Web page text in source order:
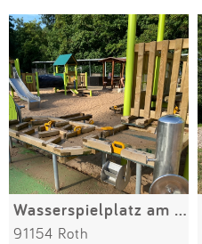
Wasserspielplatz am Stadtgarten
91154 Roth